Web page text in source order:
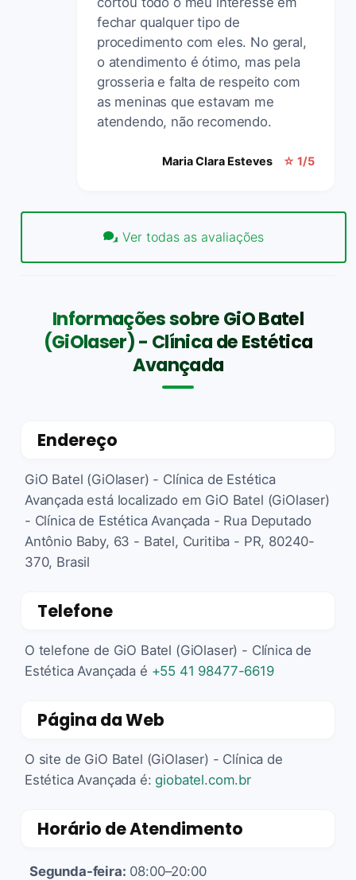
fechar qualquer tipo de
procedimento com eles. No geral,
o atendimento é ótimo, mas pela
grosseria e falta de respeito com
as meninas que estavam me
atendendo, não recomendo.
Maria Clara Esteves ☆ 1/5
Ver todas as avaliações
Informações sobre GiO Batel
(GiOlaser) - Clínica de Estética
Avançada
Endereço
GiO Batel (GiOlaser) - Clínica de Estética
Avançada está localizado em GiO Batel (GiOlaser)
- Clínica de Estética Avançada - Rua Deputado
Antônio Baby, 63 - Batel, Curitiba - PR, 80240-
370, Brasil
Telefone
O telefone de GiO Batel (GiOlaser) - Clínica de
Estética Avançada é +55 41 98477-6619
Página da Web
O site de GiO Batel (GiOlaser) - Clínica de
Estética Avançada é:giobatel.com.br
Horário de Atendimento
Segunda-feira: 08:00–20:00